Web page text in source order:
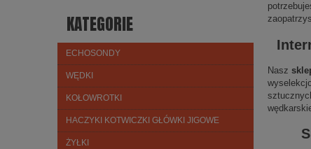
KATEGORIE
ECHOSONDY
WĘDKI
KOŁOWROTKI
HACZYKI KOTWICZKI GŁÓWKI JIGOWE
ŻYŁKI
Nasz